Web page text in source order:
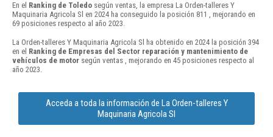
En el Ranking de Toledo según ventas, la empresa La Orden-talleres Y
Maquinaria Agricola Sl en 2024 ha conseguido la posición 811 , mejorando en
69 posiciones respecto al año 2023.
La Orden-talleres Y Maquinaria Agricola Sl ha obtenido en 2024 la posición 394
en el Ranking de Empresas del Sector reparación y mantenimiento de
vehículos de motor según ventas , mejorando en 45 posiciones respecto al
año 2023.
Acceda a toda la información de La Orden-talleres Y
Maquinaria Agricola Sl